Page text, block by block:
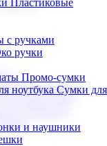
Пластиковые
с ручками
ручки
Промо-сумки
ноутбука Сумки для
и наушники